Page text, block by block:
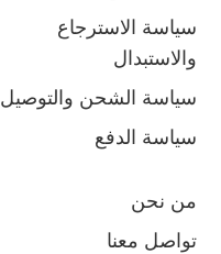
سياسة الاسترجاع
والاستبدال
سياسة الشحن والتوصيل
سياسة الدفع
من نحن
تواصل معنا